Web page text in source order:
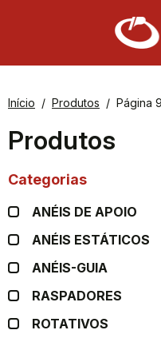
Início Produtos Página
Produtos
Categorias
ANÉIS DE APOIO
ANÉIS ESTÁTICOS
ANÉIS-GUIA
RASPADORES
ROTATIVOS